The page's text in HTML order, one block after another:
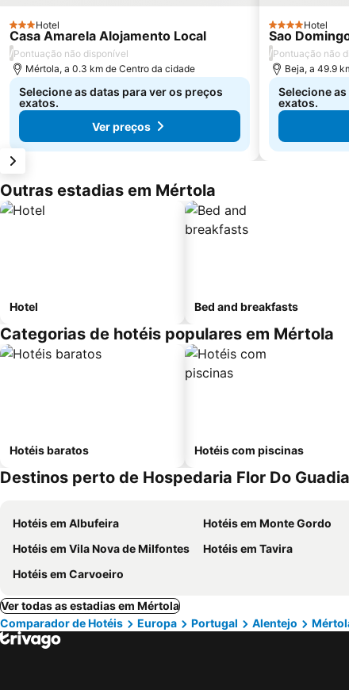
3 Estrelas
Hotel
Casa Amarela Alojamento Local
/Pontuação não disponível
Mértola, a 0.3 km de Centro da cidade
Selecione as datas para ver os preços
exatos.
Ver preços
4 Estrelas
Hotel
Sao
/Pontuação não
Beja, a 49.9
Selecione
exatos.
Outras estadias em Mértola
Hotel Bed and breakfasts
Categorias de hotéis populares em Mértola
Hotéis baratos Hotéis com piscinas
Destinos perto de Hospedaria Flor Do
Hotéis em Albufeira Hotéis em Monte Gordo
Hotéis em Vila Nova de Milfontes
Hotéis em Tavira
Hotéis em Carvoeiro
Ver todas as estadias em Mértola
Comparador de Hotéis
Europa Portugal Alentejo